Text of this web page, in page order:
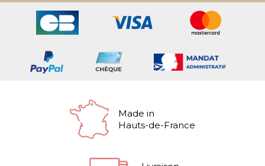
Made in
Hauts-de-France